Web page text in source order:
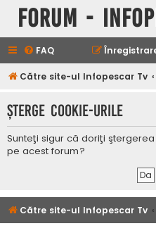
Forum -
FAQ
Către site-ul Infopescar Tv
Şterge cookie-urile
Sunteţi sigur că doriţi
pe acest forum?
Către site-ul Infopescar Tv